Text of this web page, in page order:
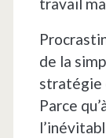
travail
de la
stratégie
Parce